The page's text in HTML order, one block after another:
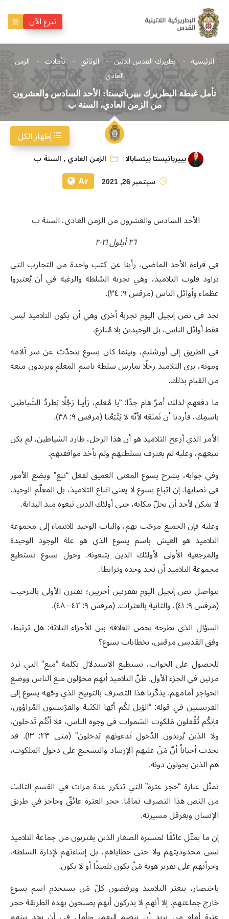
تبرع الآن
الرئيسية بطريرك القدس للاتين الوثائق تأملات
الزمن
العادي
تأمل غبطة البطريرك بييرباتيستا: الأحد السادس والعشرون
من الزمن العادي، السنة ب
بييرباتيستا بيتسابالا الزمن العادي , السنة ب
سبتمبر 26, 2021
Ar
الأحد السادس والعشرون من الزمن العادي، السنة ب
٢٦ أيلول ٢٠٢١
في قراءة الأحد الماضي، رأينا عن كثب واحدة من التجارب التي
تراود قلوب التلاميذ، وهي تجربة السُلطة والرغبة في أن يُعتبروا
عظماء وأوائل الناس (مرقس ٩: ٣٤).
نجد في نص إنجيل اليوم تجربة أخرى وهي أن يكون التلاميذ ليس
فقط أوائل الناس، بل الوحيدين بلا مُنازع.
في الطريق إلى أورشليم، وبينما كان يسوع يتحدّث عن سر آلامه
وموته، يرى التلاميذ رجلًا يمارس سلطة باسم المعلم ويريدون منعه
من القيام بذلك.
ما دفعهم لذلك أمرٌ هام جدًا: “يا مُعلم، رَأينا رَجُلًا يَطردُ الشَياطين
باسمِك، فأردنا أن نَمنَعَه لأنّه لا يَتْبَعُنا (مرقس ٩: ٣٨).
الأمر الذي أزعج التلاميذ هو أن هذا الرجل، طارد الشياطين، لم يكن
يتبعهم، وعليه لم يعترف بسلطتهم ولم يأخذ موافقتهم.
وفي جوابه، يشرح يسوع المعنى العميق لفعل “تبع” ويضع الأمور
في نصابها. إن اتباع يسوع لا يعني اتباع التلاميذ، بل المعلّم الوحيد.
لا يمكن لأحد أن يحلّ مكانه، حتى أولئك الذين تبعوه منذ البداية.
وعليه فإن الجميع مرحّب بهم، والباب الوحيد للانتماء إلى مجموعة
التلاميذ هو العيش باسم يسوع الذي هو علة الوجود الوحيدة
والمرجعية الأولى لأولئك الذين يتبعونه. وحول يسوع تستطيع
مجموعة التلاميذ أن تجد وحدة وترابطا.
يتواصل نص إنجيل اليوم بفقرتين أخريين؛ تقترن الأولى بالترحيب
(مرقس ٩: ٤١)، والثانية بالعثرات. (مرقس ٩: ٤٢– ٤٨).
السؤال الذي نطرحه يخص العلاقة بين الأجزاء الثلاثة: هل ترتبط،
وفق القديس مرقس، بخطابات يسوع؟
للحصول على الجواب، نستطيع الاستدلال بكلمة “منع” التي ترد
مرتين في الجزء الأول. ظنّ التلاميذ أنهم مخوّلون منع الناس ووضع
الحواجز أمامهم. يذكّرنا هذا التصرف بالتوبيخ الذي وجّهه يسوع إلى
الفريسيين في قوله: “الوَيل لكُم أيّها الكتَبة والفرّيسيون المُراؤون،
فإنكُم تُقْفلون مَلكوت السَموات في وجوه الناس، فلا أنْتُم تَدخلون،
ولا الذين يُريدون الدُخول تَدعونهم يَدخلون” (متى ٢٣: ١٣). قد
يحدث أحياناً أنّ مَنْ عليهم الإرشاد والتشجيع على دخول الملكوت،
هم الذين يحولون دونه.
تمثّل عبارة “حجر عثرة” التي تتكرر عدة مرات في القسم الثالث
من النص هذا التصرف تمامًا. حجر العثرة عائقٌ وحاجز في طريق
الإنسان ويعرقل مسيرته.
إن ما يمثّل عائقًا لمسيرة الصغار الذين يقتربون من جماعة التلاميذ
ليس محدوديتهم ولا حتى خطاياهم، بل إساءتهم لإدارة السلطة،
وجرأتهم على تقرير هوية مَنْ يكون تلميذًا أو لا يكون.
باختصار، يتعثر التلاميذ ويرفضون كلّ مَن يستخدم اسم يسوع
خارج جماعتهم. إلا أنهم لا يدركون أنهم يصبحون بهذه الطريقة حجر
إظهار الكل